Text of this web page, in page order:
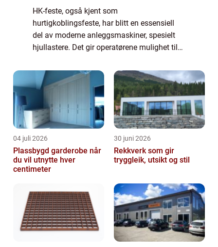
HK-feste, også kjent som
hurtigkoblingsfeste, har blitt en essensiell
del av moderne anleggsmaskiner, spesielt
hjullastere. Det gir operatørene mulighet til
redskaper, noe som gjør mas...
04 juli 2026
Plassbygd garderobe når
du vil utnytte hver
centimeter
30 juni 2026
Rekkverk som gir
tryggleik, utsikt og stil